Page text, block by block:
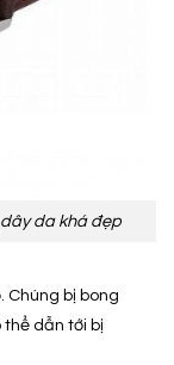
da khá đẹp
Chúng bị bong
thể dẫn tới bị